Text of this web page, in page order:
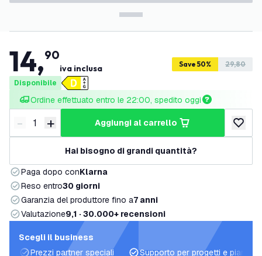
14,90
iva inclusa Save 50% 29,80
Disponibile
Ordine effettuato entro le 22:00, spedito oggi
Riduci quantità
- Aumenta quantità
+ aggiungi al carrello
Hai bisogno di grandi quantità?
Paga dopo conKlarna
Reso entro30 giorni
Garanzia del produttore fino a7 anni
Valutazione9,1 · 30.000+ recensioni
Scegli il business
Prezzi partner speciali
Supporto per progetti e piani di